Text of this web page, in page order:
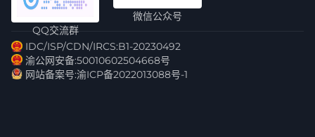
QQ交流群
微信公众号
IDC/ISP/CDN/IRCS:B1-20230492
渝公网安备:50010602504668号
网站备案号:渝ICP备2022013088号-1